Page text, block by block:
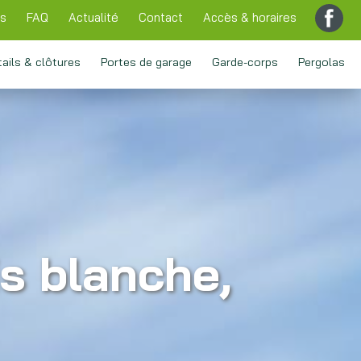
FAQ Actualité Contact Accès & horaires
& clôtures Portes de garage Garde-corps Pergolas
blanche,